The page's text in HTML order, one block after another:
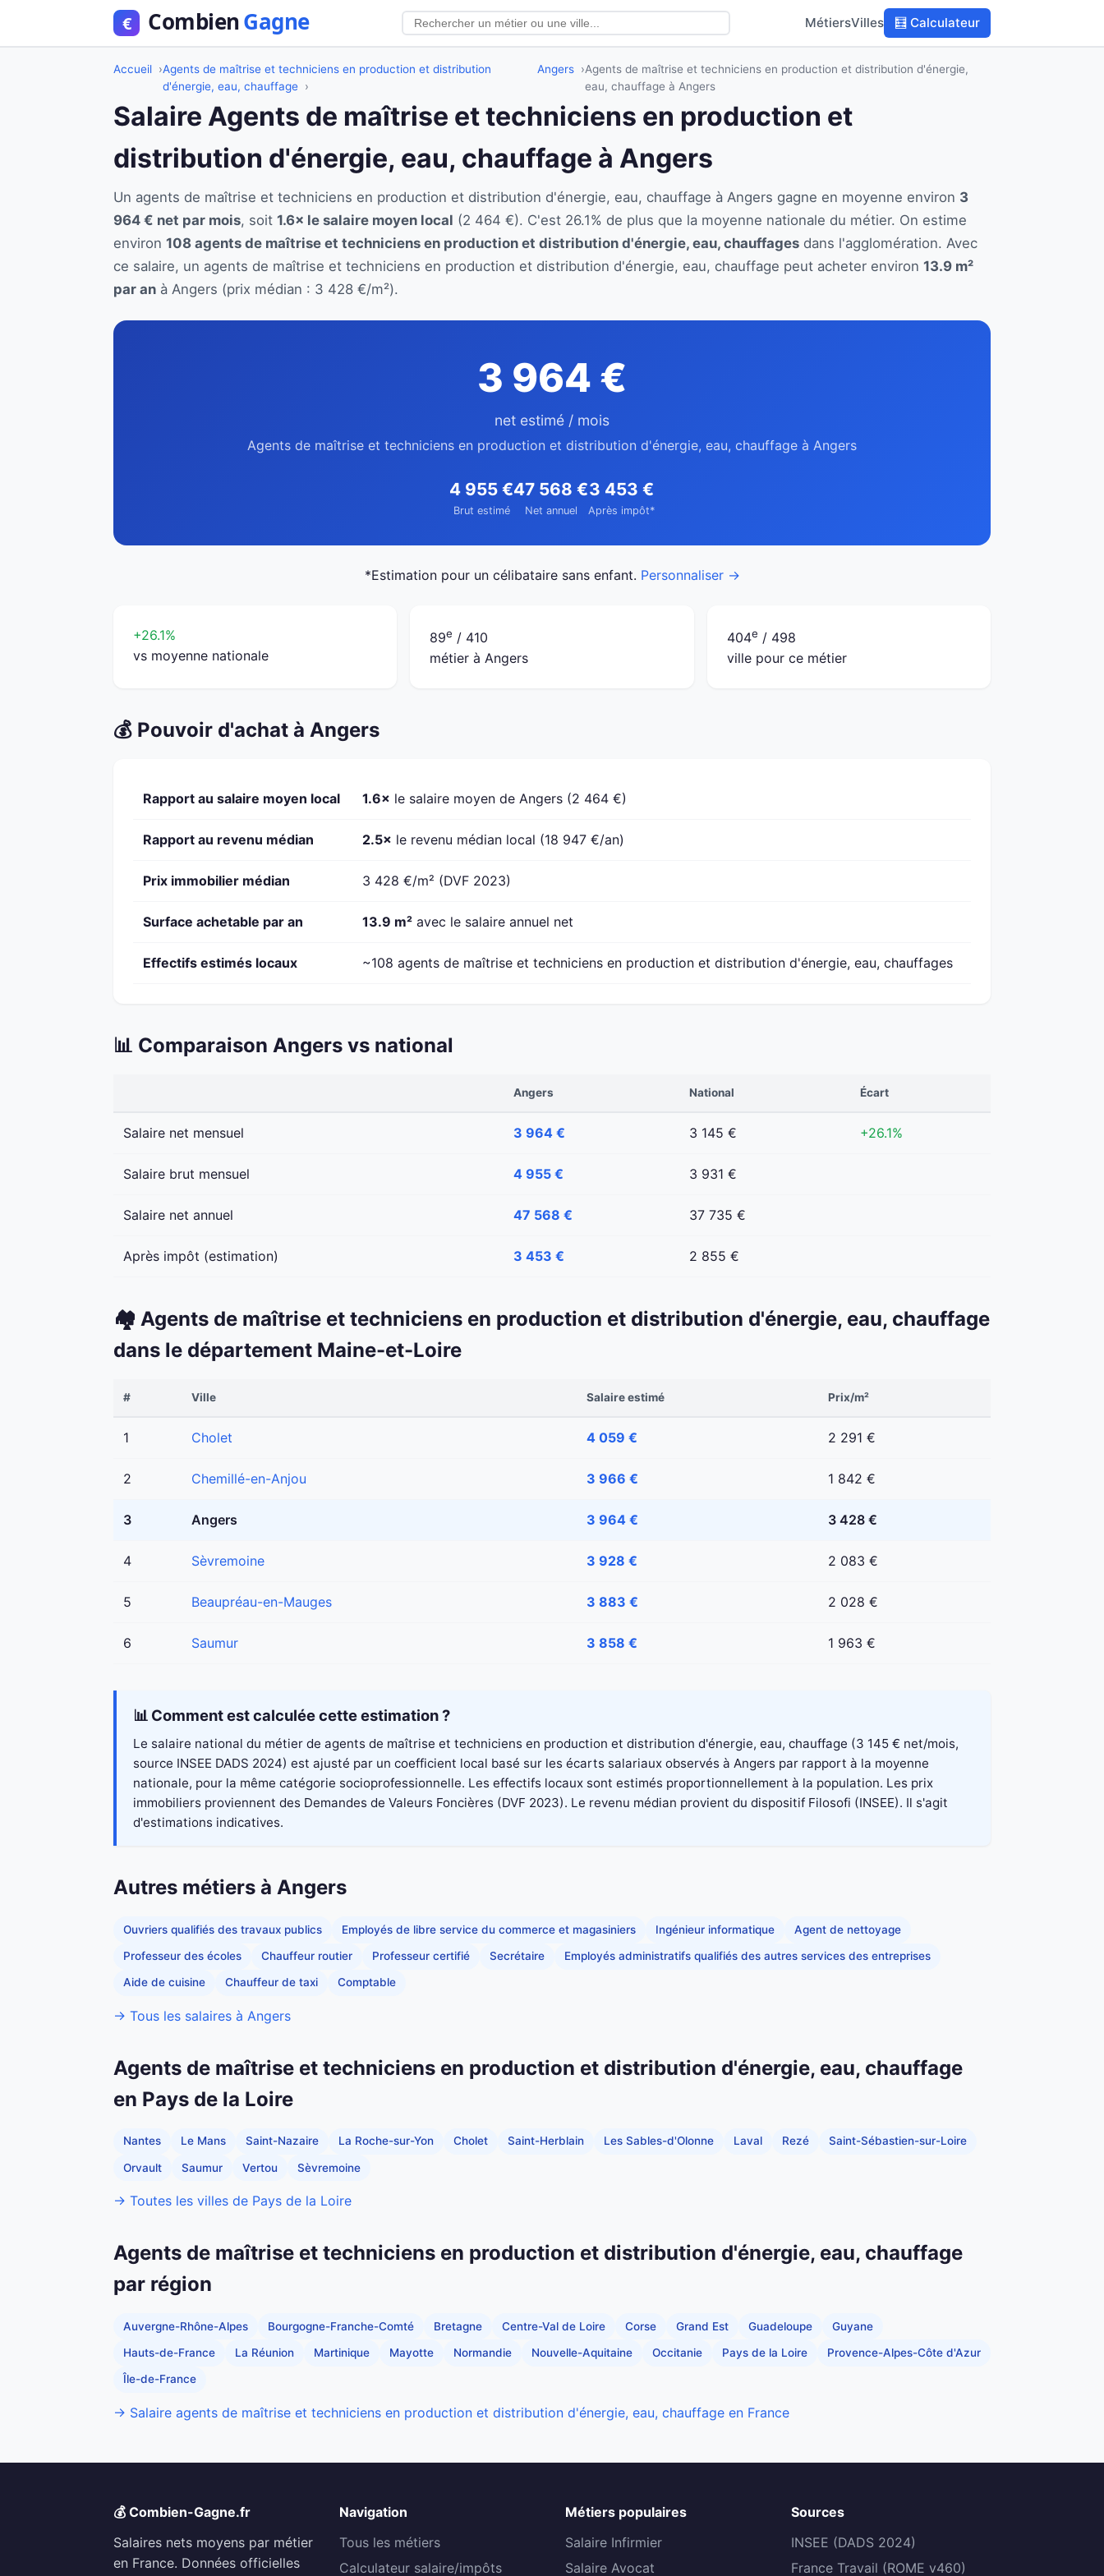
MétiersVilles 🧮 Calculateur
Accueil
Agents de maîtrise et techniciens en production et distribution
d'énergie, eau, chauffage
Angers
Agents de maîtrise et techniciens en production et distribution d'énergie,
eau, chauffage à Angers
Salaire Agents de maîtrise et techniciens en production et
distribution d'énergie, eau, chauffage à Angers
Un agents de maîtrise et techniciens en production et distribution d'énergie, eau, chauffage à Angers gagne en moyenne environ 3
964 € net par mois, soit 1.6× le salaire moyen local (2 464 €). C'est 26.1% de plus que la moyenne nationale du métier. On estime
environ 108 agents de maîtrise et techniciens en production et distribution d'énergie, eau, chauffages dans l'agglomération. Avec
ce salaire, un agents de maîtrise et techniciens en production et distribution d'énergie, eau, chauffage peut acheter environ 13.9 m²
par an à Angers (prix médian : 3 428 €/m²).
3 964 €
net estimé / mois
Agents de maîtrise et techniciens en production et distribution d'énergie, eau, chauffage à Angers
4 955 €
Brut estimé
47 568 €
Net annuel
3 453 €
Après impôt*
*Estimation pour un célibataire sans enfant. Personnaliser →
+26.1%
vs moyenne nationale
89e / 410
métier à Angers
404e / 498
ville pour ce métier
💰 Pouvoir d'achat à Angers
Rapport au salaire moyen local 1.6× le salaire moyen de Angers (2 464 €)
Rapport au revenu médian 2.5× le revenu médian local (18 947 €/an)
Prix immobilier médian 3 428 €/m² (DVF 2023)
Surface achetable par an 13.9 m² avec le salaire annuel net
Effectifs estimés locaux ~108 agents de maîtrise et techniciens en production et distribution d'énergie, eau, chauffages
📊 Comparaison Angers vs national
Angers National Écart
Salaire net mensuel 3 964 € 3 145 € +26.1%
Salaire brut mensuel 4 955 € 3 931 €
Salaire net annuel 47 568 € 37 735 €
Après impôt (estimation) 3 453 € 2 855 €
🏘️ Agents de maîtrise et techniciens en production et distribution d'énergie, eau, chauffage
dans le département Maine-et-Loire
# Ville Salaire estimé Prix/m²
1 Cholet 4 059 € 2 291 €
2 Chemillé-en-Anjou 3 966 € 1 842 €
3 Angers 3 964 € 3 428 €
4 Sèvremoine 3 928 € 2 083 €
5 Beaupréau-en-Mauges 3 883 € 2 028 €
6 Saumur 3 858 € 1 963 €
📊 Comment est calculée cette estimation ?
Le salaire national du métier de agents de maîtrise et techniciens en production et distribution d'énergie, eau, chauffage (3 145 € net/mois,
source INSEE DADS 2024) est ajusté par un coefficient local basé sur les écarts salariaux observés à Angers par rapport à la moyenne
nationale, pour la même catégorie socioprofessionnelle. Les effectifs locaux sont estimés proportionnellement à la population. Les prix
immobiliers proviennent des Demandes de Valeurs Foncières (DVF 2023). Le revenu médian provient du dispositif Filosofi (INSEE). Il s'agit
d'estimations indicatives.
Autres métiers à Angers
Ouvriers qualifiés des travaux publics Employés de libre service du commerce et magasiniers Ingénieur informatique Agent de nettoyage
Professeur des écoles Chauffeur routier Professeur certifié Secrétaire Employés administratifs qualifiés des autres services des entreprises
Aide de cuisine Chauffeur de taxi Comptable
→ Tous les salaires à Angers
Agents de maîtrise et techniciens en production et distribution d'énergie, eau, chauffage
en Pays de la Loire
Nantes Le Mans Saint-Nazaire La Roche-sur-Yon Cholet Saint-Herblain Les Sables-d'Olonne Laval Rezé Saint-Sébastien-sur-Loire
Orvault Saumur Vertou Sèvremoine
→ Toutes les villes de Pays de la Loire
Agents de maîtrise et techniciens en production et distribution d'énergie, eau, chauffage
par région
Auvergne-Rhône-Alpes Bourgogne-Franche-Comté Bretagne Centre-Val de Loire Corse Grand Est Guadeloupe Guyane
Hauts-de-France La Réunion Martinique Mayotte Normandie Nouvelle-Aquitaine Occitanie Pays de la Loire Provence-Alpes-Côte d'Azur
Île-de-France
→ Salaire agents de maîtrise et techniciens en production et distribution d'énergie, eau, chauffage en France
💰 Combien-Gagne.fr
Salaires nets moyens par métier
en France. Données officielles
Navigation
Tous les métiers
Calculateur salaire/impôts
Métiers populaires
Salaire Infirmier
Salaire Avocat
Sources
INSEE (DADS 2024)
France Travail (ROME v460)